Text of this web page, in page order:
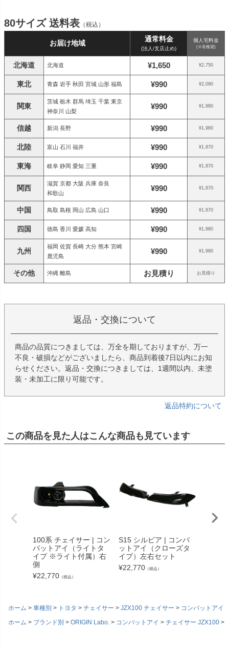
80サイズ 送料表 （税込）
お届け地域 通常料金
(法人/支店止め)
個人宅料金
(※非推奨)
北海道 北海道 ¥1,650 ¥2,750
東北 青森 岩手 秋田 宮城 山形 福島 ¥990 ¥2,090
関東
茨城 栃木 群馬 埼玉 千葉 東京
神奈川 山梨
¥990 ¥1,980
信越 新潟 長野 ¥990 ¥1,980
北陸 富山 石川 福井 ¥990 ¥1,870
東海 岐阜 静岡 愛知 三重 ¥990 ¥1,870
関西
滋賀 京都 大阪 兵庫 奈良
和歌山
¥990 ¥1,870
中国 鳥取 島根 岡山 広島 山口 ¥990 ¥1,870
四国 徳島 香川 愛媛 高知 ¥990 ¥1,980
九州
福岡 佐賀 長崎 大分 熊本 宮崎
鹿児島
¥990 ¥1,980
その他 沖縄 離島 お見積り お見積り
返品・交換について
商品の品質につきましては、万全を期しておりますが、万一
不良・破損などがございましたら、商品到着後7日以内にお知
らせください。返品・交換につきましては、1週間以内、未塗
装・未加工に限り可能です。
返品特約について
この商品を見た人はこんな商品も見ています
100系 チェイサー | コン
バットアイ（ライトタ
イプ ※ライト付属）右
側
¥22,770 （税込）
S15 シルビア | コンバ
ットアイ（クローズタ
イプ）左右セット
¥22,770 （税込）
ホーム 車種別 トヨタ チェイサー JZX100 チェイサー
コンバットアイ
ホーム
ブランド別 ORIGIN Labo. コンバットアイ チェイサー JZX100